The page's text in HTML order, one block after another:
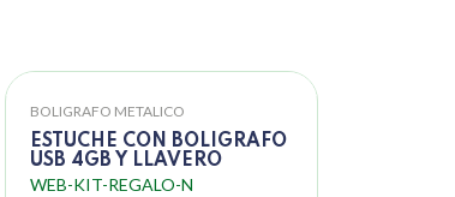
BOLIGRAFO METALICO
ESTUCHE CON BOLIGRAFO
USB 4GB Y LLAVERO
WEB-KIT-REGALO-N